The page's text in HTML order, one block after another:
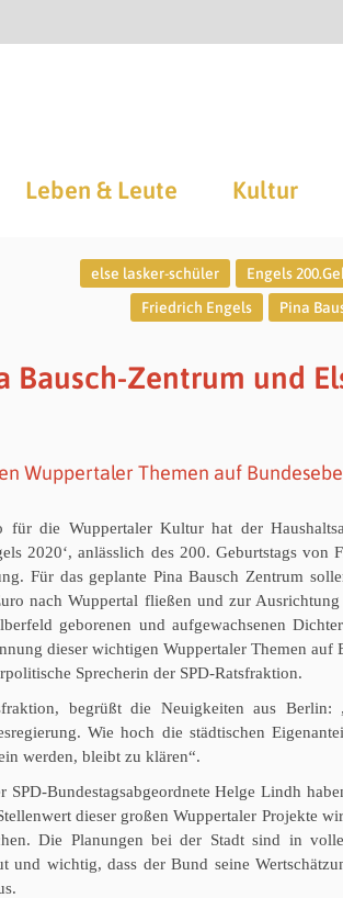
Leben & Leute Kultur
else lasker-schüler Engels
Friedrich Engels
Pina
Bausch-Zentrum und
Wuppertaler Themen auf
die Wuppertaler Kultur hat der
2020‘, anlässlich des 200. Geburtstags von
Für das geplante Pina Bausch Zentrum
nach Wuppertal fließen und zur Ausrichtung
geborenen und aufgewachsenen
dieser wichtigen Wuppertaler Themen auf
Sprecherin der SPD-Ratsfraktion.
begrüßt die Neuigkeiten aus Berlin:
Wie hoch die städtischen
werden, bleibt zu klären“.
Bundestagsabgeordnete Helge Lindh
dieser großen Wuppertaler Projekte
Die Planungen bei der Stadt sind in
und wichtig, dass der Bund seine